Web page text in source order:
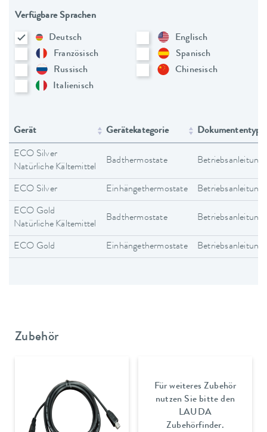
Verfügbare Sprachen
Deutsch
Englisch
Französisch
Spanisch
Russisch
Chinesisch
Italienisch
Gerät Gerätekategorie Dokumententyp
ECO Silver
Natürliche Kältemittel
Badthermostate Betriebsanleitung
ECO Silver Einhängethermostate Betriebsanleitung
ECO Gold
Natürliche Kältemittel
Badthermostate Betriebsanleitung
ECO Gold Einhängethermostate Betriebsanleitung
Zubehör
Für weiteres Zubehör
nutzen Sie bitte den
LAUDA
Zubehörfinder.